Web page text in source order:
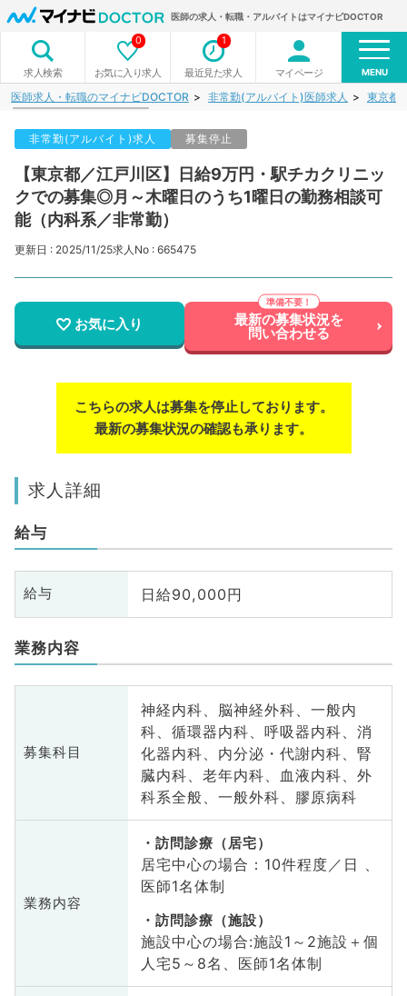
医師の求人・転職・アルバイトはマイナビDOCTOR
求人検索 お気に入り求人
0
最近見た求人
1
マイページ MENU
医師求人・転職のマイナビDOCTOR 非常勤(アルバイト)医師求人 東京都
非常勤(アルバイト)求人 募集停止
【東京都／江戸川区】日給9万円・駅チカクリニッ
クでの募集◎月～木曜日のうち1曜日の勤務相談可
能（内科系／非常勤）
更新日 : 2025/11/25求人No : 665475
お気に入り 最新の募集状況を
問い合わせる
こちらの求人は募集を停止しております。
最新の募集状況の確認も承ります。
求人詳細
給与
給与 日給90,000円
業務内容
募集科目
神経内科、脳神経外科、一般内
科、循環器内科、呼吸器内科、消
化器内科、内分泌・代謝内科、腎
臓内科、老年内科、血液内科、外
科系全般、一般外科、膠原病科
業務内容
訪問診療（居宅）
居宅中心の場合：10件程度／日 、
医師1名体制
訪問診療（施設）
施設中心の場合:施設1～2施設＋個
人宅5～8名、医師1名体制